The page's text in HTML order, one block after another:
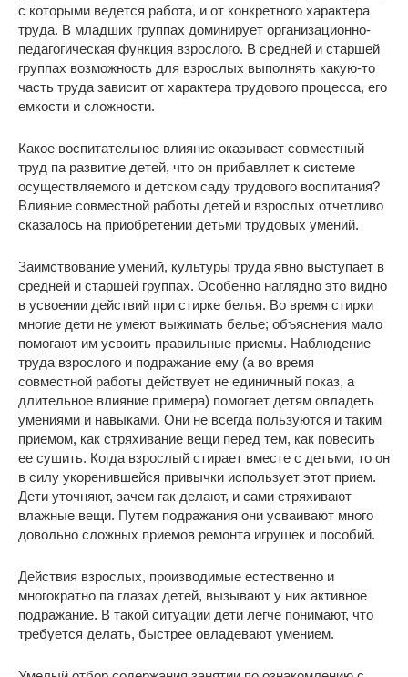
с которыми ведется работа, и от конкретного характера
труда. В младших группах доминирует организационно-
педагогическая функция взрослого. В средней и старшей
группах возможность для взрослых выполнять какую-то
часть труда зависит от характера трудового процесса, его
емкости и сложности.
Какое воспитательное влияние оказывает совместный
труд па развитие детей, что он прибавляет к системе
осуществляемого и детском саду трудового воспитания?
Влияние совместной работы детей и взрослых отчетливо
сказалось на приобретении детьми трудовых умений.
Заимствование умений, культуры труда явно выступает в
средней и старшей группах. Особенно наглядно это видно
в усвоении действий при стирке белья. Во время стирки
многие дети не умеют выжимать белье; объяснения мало
помогают им усвоить правильные приемы. Наблюдение
труда взрослого и подражание ему (а во время
совместной работы действует не единичный показ, а
длительное влияние примера) помогает детям овладеть
умениями и навыками. Они не всегда пользуются и таким
приемом, как стряхивание вещи перед тем, как повесить
ее сушить. Когда взрослый стирает вместе с детьми, то он
в силу укоренившейся привычки использует этот прием.
Дети уточняют, зачем гак делают, и сами стряхивают
влажные вещи. Путем подражания они усваивают много
довольно сложных приемов ремонта игрушек и пособий.
Действия взрослых, производимые естественно и
многократно па глазах детей, вызывают у них активное
подражание. В такой ситуации дети легче понимают, что
требуется делать, быстрее овладевают умением.